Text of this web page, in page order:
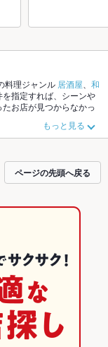
料理ジャンル 居酒屋
和
指定すれば、シーンや
お店が見つからなかっ
からあげ、お茶漬け 、
をご紹介しているので
ーにもお得に便利にホ
もっと見る
ページの先頭へ戻る